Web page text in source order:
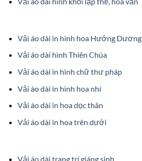
Vải áo dài in hình hoa Hướng Dương
Vải áo dài hình Thiên Chúa
Vải áo dài in hình chữ thư pháp
Vải áo dài in hình hoa nhí
Vải áo dài in hoa dọc thân
Vải áo dài in hoa trên dưới
Vải áo dài trang trí giáng sinh